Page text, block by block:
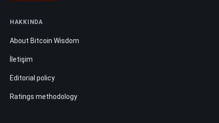
HAKKINDA
About Bitcoin Wisdom
İletişim
Editorial policy
Ratings methodology